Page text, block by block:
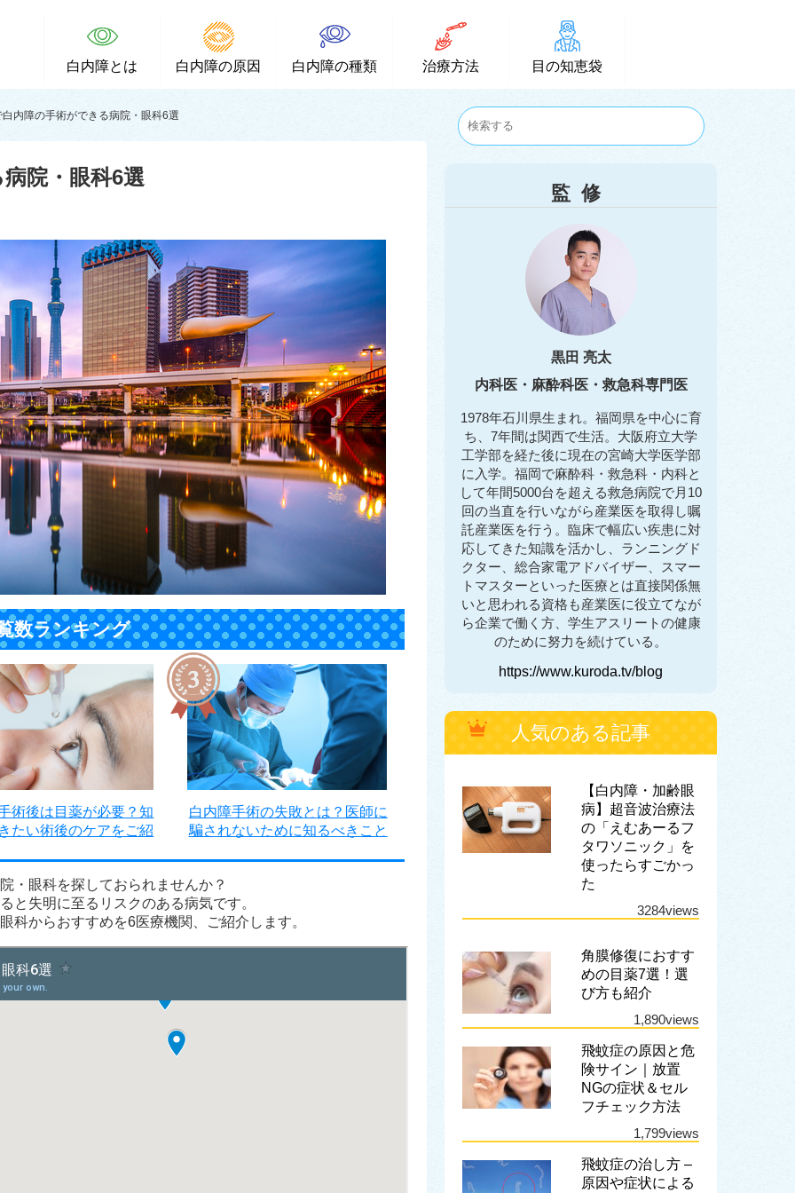
白内障とは 白内障の原因 白内障の種類 治療方法 目の知恵袋
内障の手術ができる病院・眼科6選
院・眼科6選
数ランキング
術後は目薬が必要？知
たい術後のケアをご紹
白内障手術の失敗とは？医師に
騙されないために知るべきこと
・眼科を探しておられませんか？
と失明に至るリスクのある病気です。
科からおすすめを6医療機関、ご紹介します。
監修
黒田 亮太
内科医・麻酔科医・救急科専門医
1978年石川県生まれ。福岡県を中心に育
ち、7年間は関西で生活。大阪府立大学
工学部を経た後に現在の宮崎大学医学部
に入学。福岡で麻酔科・救急科・内科と
して年間5000台を超える救急病院で月10
回の当直を行いながら産業医を取得し嘱
託産業医を行う。臨床で幅広い疾患に対
応してきた知識を活かし、ランニングド
クター、総合家電アドバイザー、スマー
トマスターといった医療とは直接関係無
いと思われる資格も産業医に役立てなが
ら企業で働く方、学生アスリートの健康
のために努力を続けている。
https://www.kuroda.tv/blog
人気のある記事
【白内障・加齢眼
病】超音波治療法
の「えむあーるフ
タワソニック」を
使ったらすごかっ
た
3284views
角膜修復におすす
めの目薬7選！選
び方も紹介
1,890views
飛蚊症の原因と危
険サイン｜放置
NGの症状＆セル
フチェック方法
1,799views
飛蚊症の治し方 –
原因や症状による